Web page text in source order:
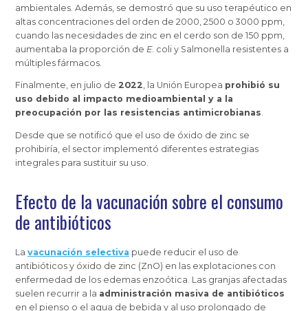
ambientales. Además, se demostró que su uso terapéutico en
altas concentraciones del orden de 2000, 2500 o 3000 ppm,
cuando las necesidades de zinc en el cerdo son de 150 ppm,
aumentaba la proporción de E. coli y Salmonella resistentes a
múltiples fármacos.
Finalmente, en julio de2022, la Unión Europea prohibió su
uso debido al impacto medioambiental y a la
preocupación por las resistencias antimicrobianas.
Desde que se notificó que el uso de óxido de zinc se
prohibiría, el sector implementó diferentes estrategias
integrales para sustituir su uso.
Efecto de la vacunación sobre el consumo
de antibióticos
Lavacunación selectiva puede reducir el uso de
antibióticos y óxido de zinc (ZnO) en las explotaciones con
enfermedad de los edemas enzoótica. Las granjas afectadas
suelen recurrir a la administración masiva de antibióticos
en el pienso o el agua de bebida y al uso prolongado de